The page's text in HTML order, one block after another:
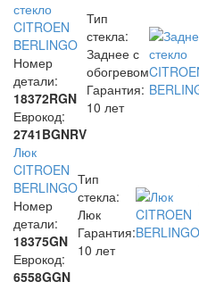
стекло
CITROEN
BERLINGO
Номер
детали:
18372RGN
Еврокод:
2741BGNRV
Тип
стекла:
Заднее с
обогревом
Гарантия:
10 лет
Люк
CITROEN
BERLINGO
Номер
детали:
18375GN
Еврокод:
6558GGN
Тип
стекла:
Люк
Гарантия:
10 лет